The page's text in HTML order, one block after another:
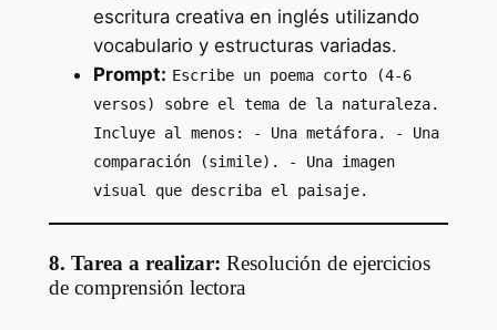
escritura creativa en inglés utilizando
vocabulario y estructuras variadas.
Prompt: Escribe un poema corto (4-6
versos) sobre el tema de la naturaleza.
Incluye al menos: - Una metáfora. - Una
comparación (simile). - Una imagen
visual que describa el paisaje.
8. Tarea a realizar: Resolución de ejercicios
de comprensión lectora